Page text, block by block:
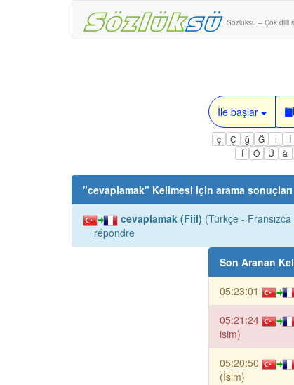
Sozluksu – Çok dilli
İle başlar
ç Ç ğ Ğ ı İ
Í
Ó Ú à
"cevaplamak" Kelimesi için arama sonuçları
cevaplamak (Fiil) (Türkçe -
répondre
Son Aranan
05:23:01
05:21:24
isim)
05:20:50
(İsim)